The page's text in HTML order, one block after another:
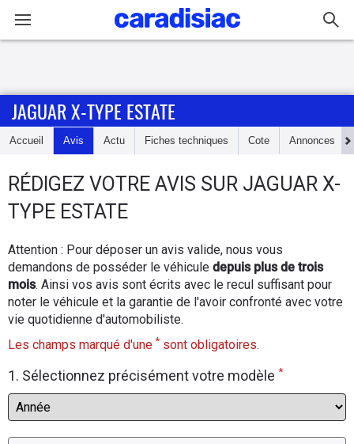
Accueil
Essais
d'achat
Electriques
Flottes
Auto
JAGUAR X-TYPE ESTATE
Accueil Avis Actu Fiches techniques Cote Annonces
RÉDIGEZ VOTRE AVIS SUR JAGUAR X-
TYPE ESTATE
Attention : Pour déposer un avis valide, nous vous
demandons de posséder le véhicule depuis plus de trois
mois. Ainsi vos avis sont écrits avec le recul suffisant pour
noter le véhicule et la garantie de l'avoir confronté avec votre
vie quotidienne d'automobiliste.
Les champs marqué d'une * sont obligatoires.
1. Sélectionnez précisément votre modèle *